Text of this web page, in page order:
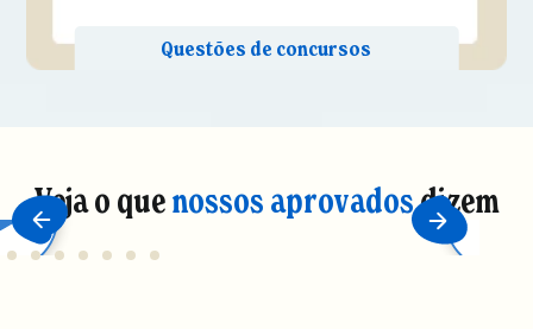
Veja o quenossos aprovadosdizem